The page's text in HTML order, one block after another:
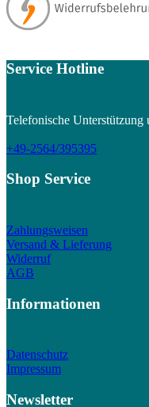
Service Hotline
Telefonische Unterstützung
+49-2564/395395
Shop Service
Zahlungsweisen
Versand & Lieferung
Widerruf
AGB
Informationen
Datenschutz
Impressum
Newsletter